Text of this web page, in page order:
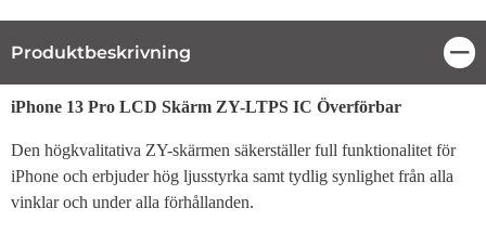
Produktbeskrivning
Produktbeskrivning
iPhone 13 Pro LCD Skärm ZY-LTPS IC Överförbar
Den högkvalitativa ZY-skärmen säkerställer full funktionalitet för
iPhone och erbjuder hög ljusstyrka samt tydlig synlighet från alla
vinklar och under alla förhållanden.